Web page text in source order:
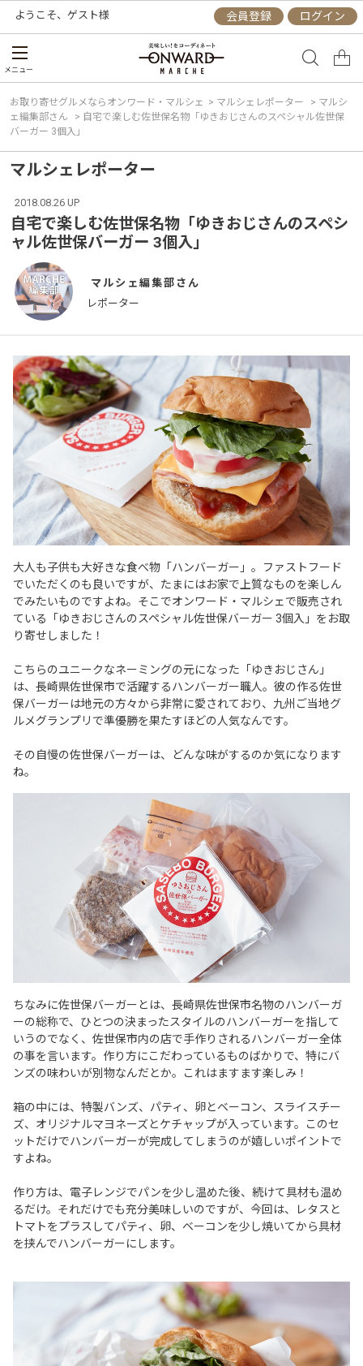
ようこそ、 ゲスト様 会員登録 ログイン
メニュー
お取り寄せグルメならオンワード・マルシェ > マルシェレポーター > マルシ
ェ編集部さん
> 自宅で楽しむ佐世保名物「ゆきおじさんのスペシャル佐世保
バーガー 3個入」
マルシェレポーター
2018.08.26 UP
自宅で楽しむ佐世保名物「ゆきおじさんのスペシ
ャル佐世保バーガー 3個入」
マルシェ編集部
レポーター
大人も子供も大好きな食べ物「ハンバーガー」。ファストフード
でいただくのも良いですが、たまにはお家で上質なものを楽しん
でみたいものですよね。そこでオンワード・マルシェで販売され
ている「ゆきおじさんのスペシャル佐世保バーガー 3個入」をお取
り寄せしました！
こちらのユニークなネーミングの元になった「ゆきおじさん」
は、長崎県佐世保市で活躍するハンバーガー職人。彼の作る佐世
保バーガーは地元の方々から非常に愛されており、九州ご当地グ
ルメグランプリで準優勝を果たすほどの人気なんです。
その自慢の佐世保バーガーは、どんな味がするのか気になります
ね。
ちなみに佐世保バーガーとは、長崎県佐世保市名物のハンバーガ
ーの総称で、ひとつの決まったスタイルのハンバーガーを指して
いうのでなく、佐世保市内の店で手作りされるハンバーガー全体
の事を言います。作り方にこだわっているものばかりで、特にバ
ンズの味わいが別物なんだとか。これはますます楽しみ！
箱の中には、特製バンズ、パティ、卵とベーコン、スライスチー
ズ、オリジナルマヨネーズとケチャップが入っています。このセ
ットだけでハンバーガーが完成してしまうのが嬉しいポイントで
すよね。
作り方は、電子レンジでパンを少し温めた後、続けて具材も温め
るだけ。それだけでも充分美味しいのですが、今回は、レタスと
トマトをプラスしてパティ、卵、ベーコンを少し焼いてから具材
を挟んでハンバーガーにします。